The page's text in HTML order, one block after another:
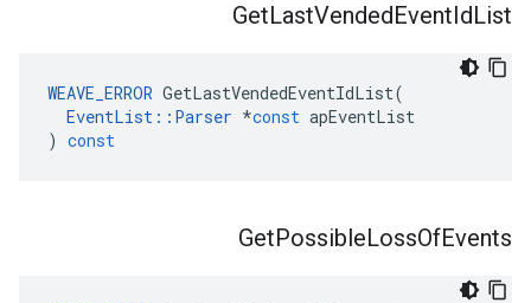
GetLastVendedEventIdList
WEAVE_ERROR GetLastVendedEventIdList(
EventList :: Parser *const apEventList
) const
GetPossibleLossOfEvents